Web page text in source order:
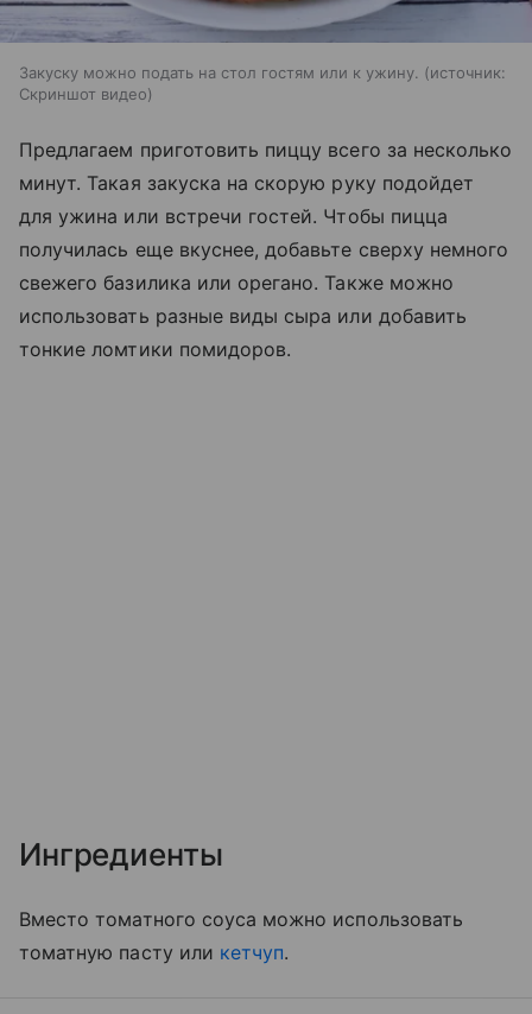
Закуску можно подать на стол гостям или к ужину.
источник:
Скриншот видео
Предлагаем приготовить пиццу всего за несколько
минут. Такая закуска на скорую руку подойдет
для ужина или встречи гостей. Чтобы пицца
получилась еще вкуснее, добавьте сверху немного
свежего базилика или орегано. Также можно
использовать разные виды сыра или добавить
тонкие ломтики помидоров.
Ингредиенты
Вместо томатного соуса можно использовать
томатную пасту или кетчуп.